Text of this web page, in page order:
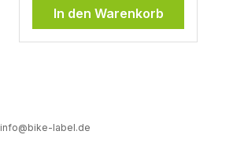
In den Warenkorb
info@bike-label.de